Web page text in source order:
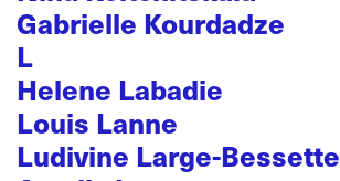
Gabrielle Kourdadze
L
Helene Labadie
Louis Lanne
Ludivine Large-Bessette